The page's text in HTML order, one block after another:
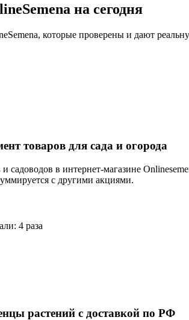
на сегодня
которые проверены и дают
товаров для сада и огорода
садоводов в интернет-магазине
с другими акциями.
4 раза
растений с доставкой по РФ